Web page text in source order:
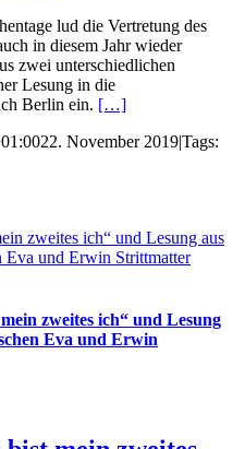
lud die Vertretung des
in diesem Jahr wieder
zwei unterschiedlichen
Lesung in die
Berlin ein. […]
22. November 2019|Tags:
zweites ich“ und Lesung aus
Eva und Erwin Strittmatter
zweites ich“ und Lesung
Eva und Erwin